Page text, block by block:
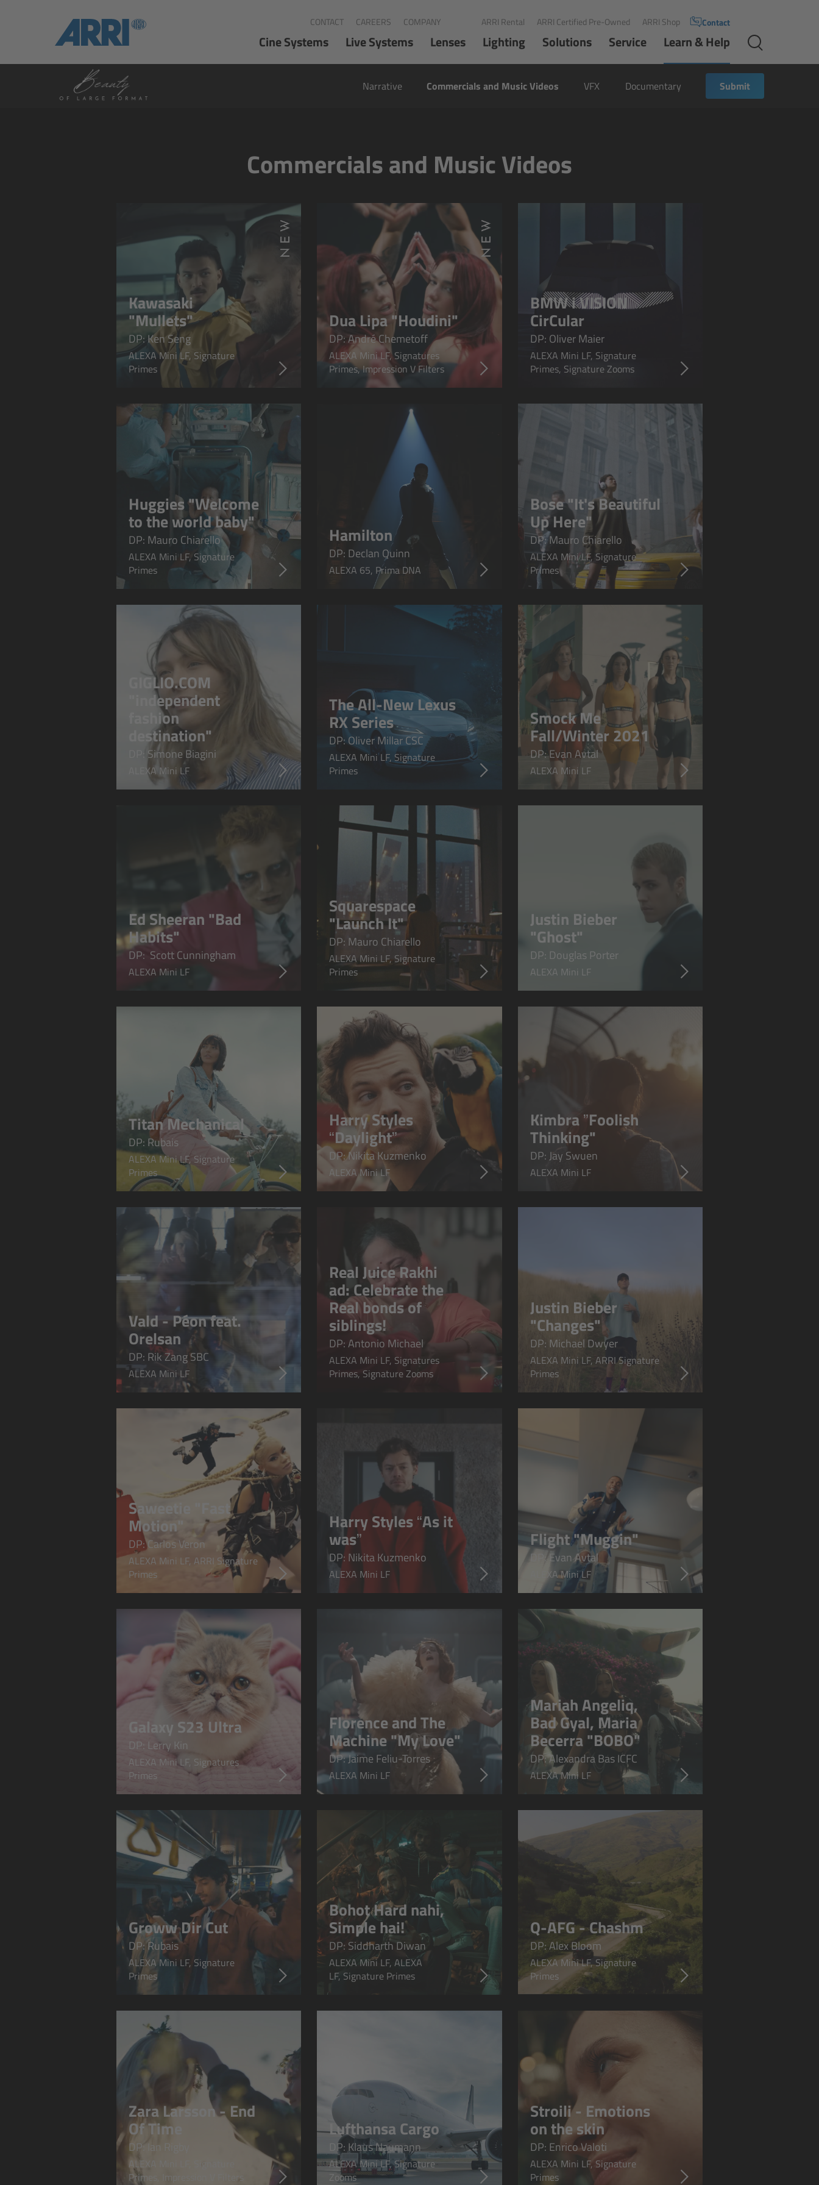
CONTACT CAREERS COMPANY ARRI Rental ARRI Certified Pre-Owned ARRI Shop Contact
Cine Systems Live Systems Lenses Lighting Solutions Service Learn & Help
Narrative Commercials and Music Videos VFX Documentary Submit
Commercials and Music Videos
Kawasaki
"Mullets"
DP: Ken Seng
ALEXA Mini LF, Signature
Primes
Dua Lipa "Houdini"
DP: André Chemetoff
ALEXA Mini LF, Signatures
Primes, Impression V Filters
BMW i VISION
CirCular
DP: Oliver Maier
ALEXA Mini LF, Signature
Primes, Signature Zooms
Huggies "Welcome
to the world baby"
DP: Mauro Chiarello
ALEXA Mini LF, Signature
Primes
Hamilton
DP: Declan Quinn
ALEXA 65, Prima DNA
Bose "It's Beautiful
Up Here"
DP: Mauro Chiarello
ALEXA Mini LF, Signature
Primes
GIGLIO.COM
"independent
fashion
destination"
DP: Simone Biagini
ALEXA Mini LF
The All-New Lexus
RX Series
DP: Oliver Millar CSC
ALEXA Mini LF, Signature
Primes
Smock Me
Fall/Winter 2021
DP: Evan Avtal
ALEXA Mini LF
Ed Sheeran "Bad
Habits"
DP: Scott Cunningham​​​​​​​
ALEXA Mini LF
Squarespace
"Launch It"
DP: Mauro Chiarello
ALEXA Mini LF, Signature
Primes
Justin Bieber
"Ghost"
DP: Douglas Porter
ALEXA Mini LF
Titan Mechanical
DP: Rubais
ALEXA Mini LF, Signature
Primes
Harry Styles
“Daylight”
DP: Nikita Kuzmenko
ALEXA Mini LF
Kimbra ”Foolish
Thinking"
DP: Jay Swuen
ALEXA Mini LF
Vald - Péon feat.
Orelsan
DP: Rik Zang SBC
ALEXA Mini LF
Real Juice Rakhi
ad: Celebrate the
Real bonds of
siblings!
DP: Antonio Michael
ALEXA Mini LF, Signatures
Primes, Signature Zooms
Justin Bieber
"Changes"
DP: Michael Dwyer
ALEXA Mini LF, ARRI Signature
Primes
Saweetie "Fast
Motion"
DP: Carlos Veron
ALEXA Mini LF, ARRI Signature
Primes
Harry Styles “As it
was”
DP: Nikita Kuzmenko
ALEXA Mini LF
Flight "Muggin"
DP: Evan Avtal
ALEXA Mini LF
Galaxy S23 Ultra
DP: Lerry Kin
ALEXA Mini LF, Signatures
Primes
Florence and The
Machine "My Love"
DP: Jaime Feliu-Torres
ALEXA Mini LF
Mariah Angeliq,
Bad Gyal, Maria
Becerra "BOBO"
DP: Alexandra Bas ICFC
ALEXA Mini LF
Groww Dir Cut
DP: Rubais
ALEXA Mini LF, Signature
Primes
Bohot Hard nahi,
Simple hai!
DP: Siddharth Diwan
ALEXA Mini LF, ALEXA
LF, Signature Primes
Q-AFG - Chashm
DP: Alex Bloom
ALEXA Mini LF, Signature
Primes
Zara Larsson - End
Of Time
DP: Ian Rigby
ALEXA Mini LF, Signature
Primes, Impression V Filters
Lufthansa Cargo
DP: Klaus Naumann
ALEXA Mini LF, Signature
Zooms
Stroili - Emotions
on the skin
DP: Enrico Valoti
ALEXA Mini LF, Signature
Primes